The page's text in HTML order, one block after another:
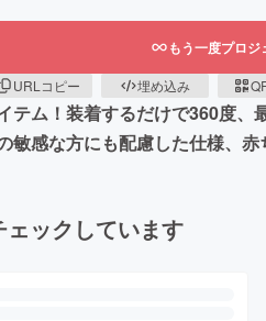
もう一度プロ
URLコピー 埋め込み
ム！装着するだけで360度
感な方にも配慮した仕様、
ックしています